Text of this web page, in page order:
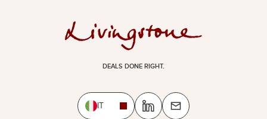
DEALS DONE RIGHT.
IT